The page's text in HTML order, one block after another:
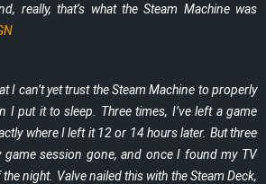
really, that’s what the Steam Machine was
I can’t yet trust the Steam Machine to properly
I put it to sleep. Three times, I’ve left a game
where I left it 12 or 14 hours later. But three
session gone, and once I found my TV
night. Valve nailed this with the Steam Deck,